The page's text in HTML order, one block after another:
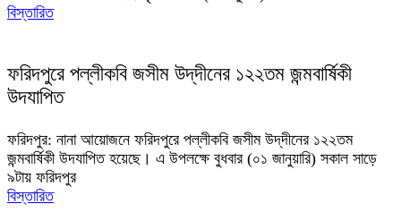
বিস্তারিত
ফরিদপুরে পল্লীকবি জসীম উদ্‌দীনের ১২২তম জন্মবার্ষিকী
উদযাপিত
ফরিদপুর: নানা আয়োজনে ফরিদপুরে পল্লীকবি জসীম উদ্‌দীনের ১২২তম
জন্মবার্ষিকী উদযাপিত হয়েছে। এ উপলক্ষে বুধবার (০১ জানুয়ারি) সকাল সাড়ে
৯টায় ফরিদপুর
বিস্তারিত